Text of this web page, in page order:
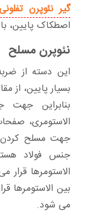
گیر نئوپرن
اصطکاک پایین،
نئوپرن مسلح
این دسته از
بسیار پایین، از
بنابراین جهت
الاستومری،
جهت مسلح کردن
جنس فولاد
الاستومر‌ها
بین الاستومر‌ها
می شود.